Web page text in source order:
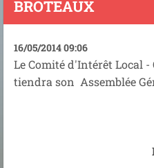
BROTEAUX
16/05/2014 09:06
Le Comité d'Intérêt Local -
tiendra son Assemblée